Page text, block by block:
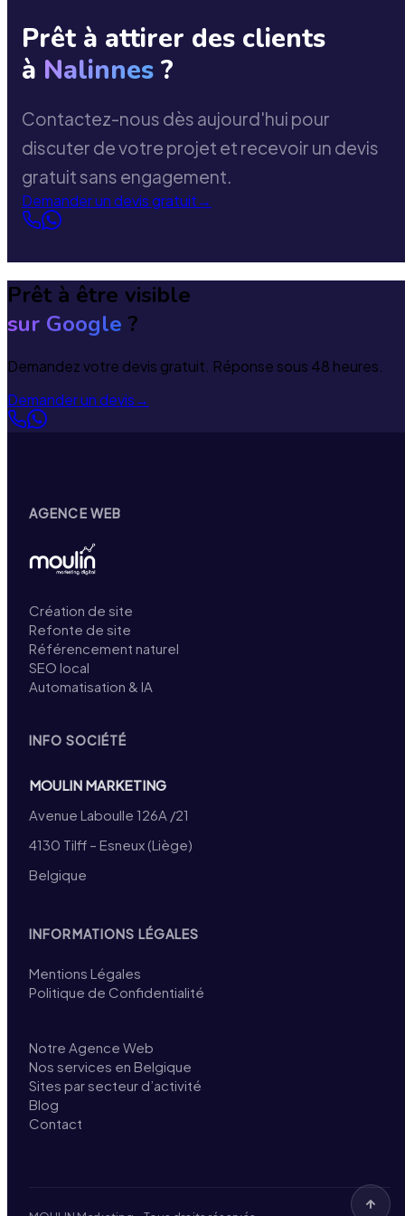
Prêt à attirer des clients
à Nalinnes ?
Contactez-nous dès aujourd'hui pour
discuter de votre projet et recevoir un devis
gratuit sans engagement.
Demander un devis gratuit→
Prêt à être visible
sur Google ?
Demandez votre devis gratuit. Réponse sous 48 heures.
Demander un devis→
AGENCE WEB
Création de site
Refonte de site
Référencement naturel
SEO local
Automatisation & IA
INFO SOCIÉTÉ
MOULIN MARKETING
Avenue Laboulle 126A /21
4130 Tilff – Esneux (Liège)
Belgique
INFORMATIONS LÉGALES
Mentions Légales
Politique de Confidentialité
Notre Agence Web
Nos services en Belgique
Sites par secteur d’activité
Blog
Contact